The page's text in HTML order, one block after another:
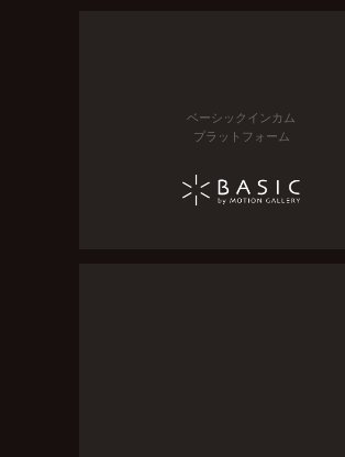
ベーシックインカム
プラットフォーム